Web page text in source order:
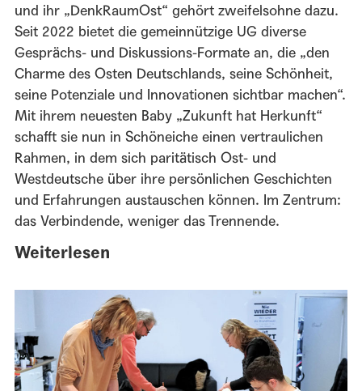
und ihr „DenkRaumOst“ gehört zweifelsohne dazu.
Seit 2022 bietet die gemeinnützige UG diverse
Gesprächs- und Diskussions-Formate an, die „den
Charme des Osten Deutschlands, seine Schönheit,
seine Potenziale und Innovationen sichtbar machen“.
Mit ihrem neuesten Baby „Zukunft hat Herkunft“
schafft sie nun in Schöneiche einen vertraulichen
Rahmen, in dem sich paritätisch Ost- und
Westdeutsche über ihre persönlichen Geschichten
und Erfahrungen austauschen können. Im Zentrum:
das Verbindende, weniger das Trennende.
Weiterlesen